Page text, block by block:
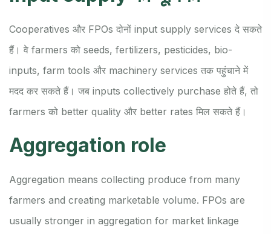
Cooperatives और FPOs दोनों input supply services दे सकते
हैं। वे farmers को seeds, fertilizers, pesticides, bio-
inputs, farm tools और machinery services तक पहुंचाने में
मदद कर सकते हैं। जब inputs collectively purchase होते हैं, तो
farmers को better quality और better rates मिल सकते हैं।
Aggregation role
Aggregation means collecting produce from many
farmers and creating marketable volume. FPOs are
usually stronger in aggregation for market linkage